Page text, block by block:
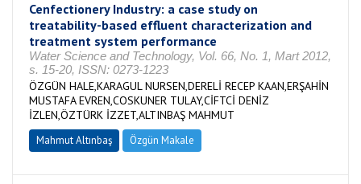
Cenfectionery Industry: a case study on
treatability-based effluent characterization and
treatment system performance
Water Science and Technology, Vol. 66, No. 1, Mart 2012,
s. 15-20, ISSN: 0273-1223
ÖZGÜN HALE,KARAGUL NURSEN,DERELİ RECEP KAAN,ERŞAHİN
MUSTAFA EVREN,COSKUNER TULAY,CİFTCİ DENİZ
İZLEN,ÖZTÜRK İZZET,ALTINBAŞ MAHMUT
Mahmut Altınbaş Özgün Makale